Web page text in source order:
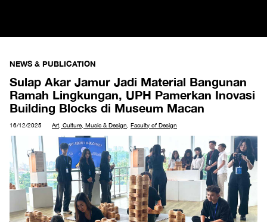
NEWS & PUBLICATION
Sulap Akar Jamur Jadi Material Bangunan
Ramah Lingkungan, UPH Pamerkan Inovasi
Building Blocks di Museum Macan
16/12/2025 Art, Culture, Music & Design Faculty of Design